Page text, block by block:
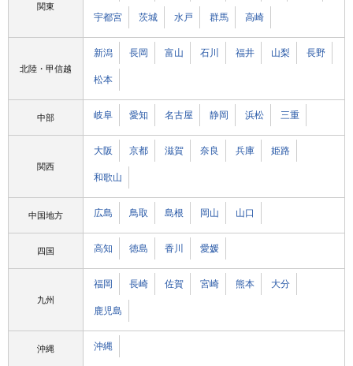
関東
宇都宮 茨城 水戸 群馬 高崎
北陸・甲信越
新潟 長岡 富山 石川 福井 山梨 長野
松本
中部 岐阜 愛知 名古屋 静岡 浜松 三重
関西
大阪 京都 滋賀 奈良 兵庫 姫路
和歌山
中国地方 広島 鳥取 島根 岡山 山口
四国 高知 徳島 香川 愛媛
九州
福岡 長崎 佐賀 宮崎 熊本 大分
鹿児島
沖縄 沖縄